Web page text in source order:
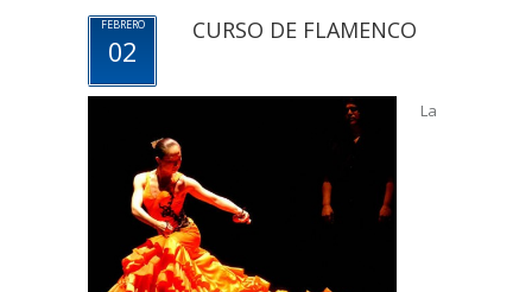
FEBRERO
02
CURSO DE FLAMENCO
La